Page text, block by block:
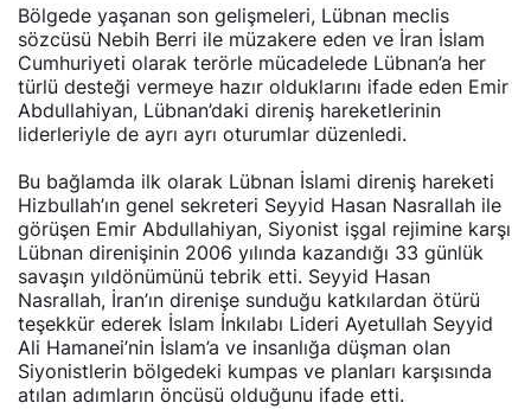
Bölgede yaşanan son gelişmeleri, Lübnan meclis
sözcüsü Nebih Berri ile müzakere eden ve İran İslam
Cumhuriyeti olarak terörle mücadelede Lübnan’a her
türlü desteği vermeye hazır olduklarını ifade eden Emir
Abdullahiyan, Lübnan’daki direniş hareketlerinin
liderleriyle de ayrı ayrı oturumlar düzenledi.
Bu bağlamda ilk olarak Lübnan İslami direniş hareketi
Hizbullah’ın genel sekreteri Seyyid Hasan Nasrallah ile
görüşen Emir Abdullahiyan, Siyonist işgal rejimine karşı
Lübnan direnişinin 2006 yılında kazandığı 33 günlük
savaşın yıldönümünü tebrik etti. Seyyid Hasan
Nasrallah, İran’ın direnişe sunduğu katkılardan ötürü
teşekkür ederek İslam İnkılabı Lideri Ayetullah Seyyid
Ali Hamanei’nin İslam’a ve insanlığa düşman olan
Siyonistlerin bölgedeki kumpas ve planları karşısında
atılan adımların öncüsü olduğunu ifade etti.